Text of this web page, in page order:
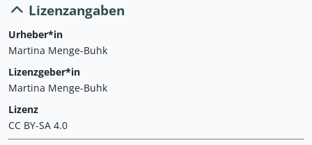
Lizenzangaben
Urheber*in
Martina Menge-Buhk
Lizenzgeber*in
Martina Menge-Buhk
Lizenz
CC BY-SA 4.0